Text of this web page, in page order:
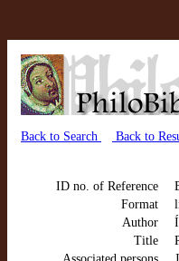
Back to Search Back to
ID no. of Reference
Format
Author
Title